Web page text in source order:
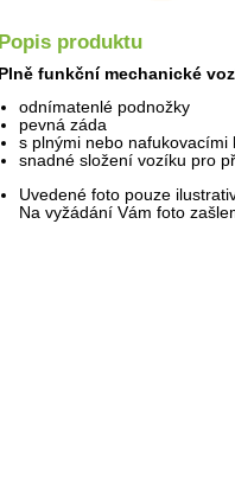
Popis produktu
Plně funkční mechanické
odnímatenlé podnožky
pevná záda
s plnými nebo nafukovacími
snadné složení vozíku pro
Uvedené foto pouze
Na vyžádání Vám foto